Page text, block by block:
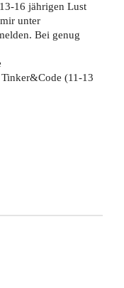
16 jährigen Lust
unter
Bei genug
(11-13